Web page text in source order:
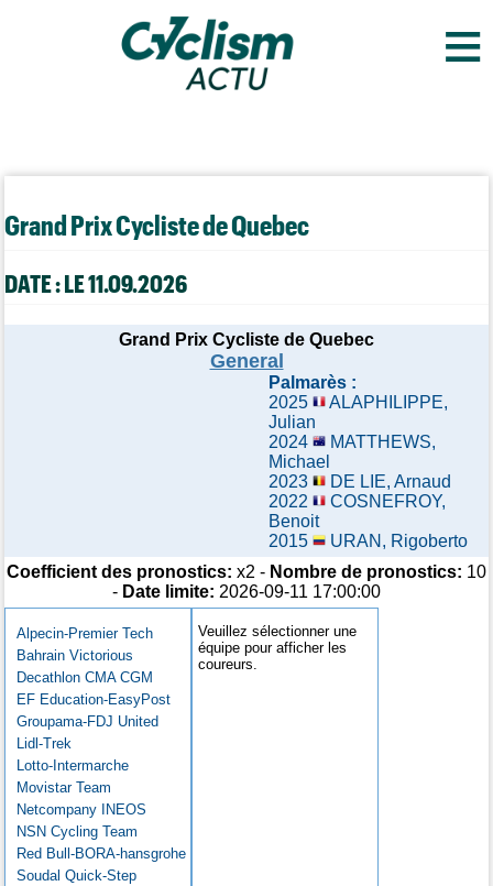
≡
Grand Prix Cycliste de Quebec
DATE : LE 11.09.2026
Grand Prix Cycliste de Quebec
General
Palmarès :
2025
ALAPHILIPPE,
Julian
2024
MATTHEWS,
Michael
2023
DE LIE, Arnaud
2022
COSNEFROY,
Benoit
2015
URAN, Rigoberto
Coefficient des pronostics: x2 - Nombre de pronostics: 10
- Date limite: 2026-09-11 17:00:00
Alpecin-Premier Tech
Bahrain Victorious
Decathlon CMA CGM
EF Education-EasyPost
Groupama-FDJ United
Lidl-Trek
Lotto-Intermarche
Movistar Team
Netcompany INEOS
NSN Cycling Team
Red Bull-BORA-hansgrohe
Soudal Quick-Step
Veuillez sélectionner une
équipe pour afficher les
coureurs.